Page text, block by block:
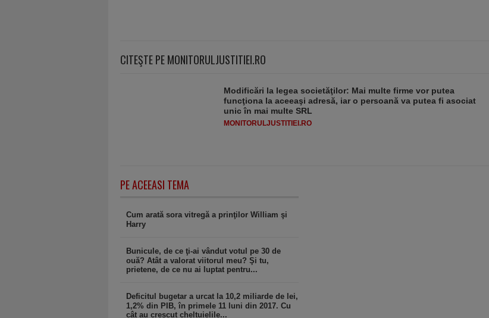
CITEŞTE PE MONITORULJUSTITIEI.RO
Modificări la legea societăţilor: Mai multe firme vor putea
funcţiona la aceeaşi adresă, iar o persoană va putea fi asociat
unic în mai multe SRL
MONITORULJUSTITIEI.RO
PE ACEEASI TEMA
Cum arată sora vitregă a prinţilor William şi
Harry
Bunicule, de ce ţi-ai vândut votul pe 30 de
ouă? Atât a valorat viitorul meu? Şi tu,
prietene, de ce nu ai luptat pentru...
Deficitul bugetar a urcat la 10,2 miliarde de lei,
1,2% din PIB, în primele 11 luni din 2017. Cu
cât au crescut cheltuielile...